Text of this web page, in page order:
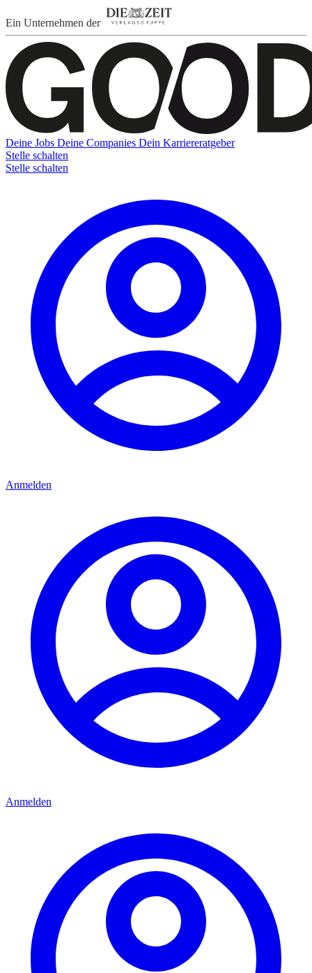
Ein Unternehmen der
Deine Jobs Deine Companies Dein Karriereratgeber
Stelle schalten
Stelle schalten
Anmelden
Anmelden